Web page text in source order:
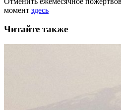
момент здесь
Читайте также